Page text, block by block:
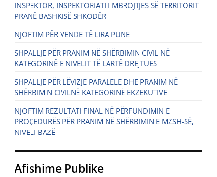
INSPEKTOR, INSPEKTORIATI I MBROJTJES SË TERRITORIT
PRANË BASHKISË SHKODËR
NJOFTIM PËR VENDE TË LIRA PUNE
SHPALLJE PËR PRANIM NË SHËRBIMIN CIVIL NË
KATEGORINË E NIVELIT TË LARTË DREJTUES
SHPALLJE PËR LËVIZJE PARALELE DHE PRANIM NË
SHËRBIMIN CIVILNË KATEGORINË EKZEKUTIVE
NJOFTIM REZULTATI FINAL NË PËRFUNDIMIN E
PROÇEDURËS PËR PRANIM NË SHËRBIMIN E MZSH-SË,
NIVELI BAZË
Afishime Publike